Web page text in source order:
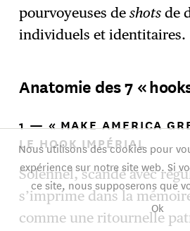
pourvoyeuses deshots de
individuels et identitaires.
Anatomie des 7 «
1 — « MAKE AMERICA
LE HOOK IMPÉRIAL
Solennel, scandé avec
s’imprime dans la
comme une ritournelle
Nous utilisons des cookies pour
expérience sur notre site web. Si
ce site, nous supposerons que
Ok